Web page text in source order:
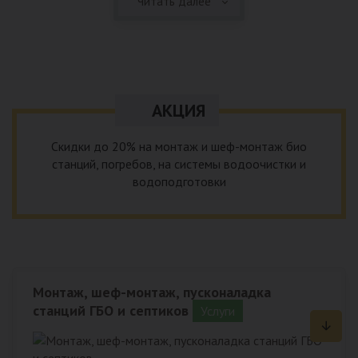
качественный монтаж систем водоснабжения из
АКЦИЯ
Скидки до 20% на монтаж и шеф-монтаж био
станций, погребов, на системы водоочистки и
водоподготовки
Монтаж, шеф-монтаж, пусконаладка
станций ГБО и септиков